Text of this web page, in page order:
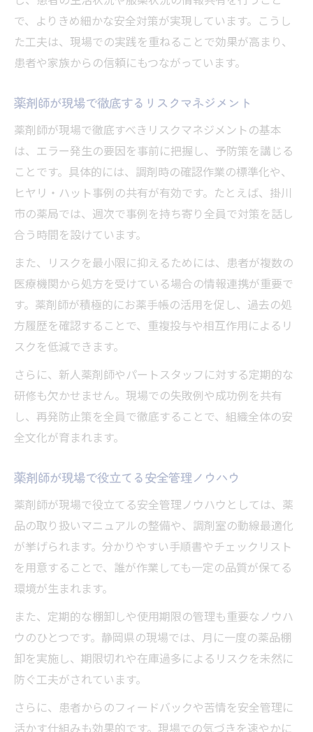
で、よりきめ細かな安全対策が実現しています。こうし
た工夫は、現場での実践を重ねることで効果が高まり、
患者や家族からの信頼にもつながっています。
薬剤師が現場で徹底するリスクマネジメント
薬剤師が現場で徹底すべきリスクマネジメントの基本
は、エラー発生の要因を事前に把握し、予防策を講じる
ことです。具体的には、調剤時の確認作業の標準化や、
ヒヤリ・ハット事例の共有が有効です。たとえば、掛川
市の薬局では、週次で事例を持ち寄り全員で対策を話し
合う時間を設けています。
また、リスクを最小限に抑えるためには、患者が複数の
医療機関から処方を受けている場合の情報連携が重要で
す。薬剤師が積極的にお薬手帳の活用を促し、過去の処
方履歴を確認することで、重複投与や相互作用によるリ
スクを低減できます。
さらに、新人薬剤師やパートスタッフに対する定期的な
研修も欠かせません。現場での失敗例や成功例を共有
し、再発防止策を全員で徹底することで、組織全体の安
全文化が育まれます。
薬剤師が現場で役立てる安全管理ノウハウ
薬剤師が現場で役立てる安全管理ノウハウとしては、薬
品の取り扱いマニュアルの整備や、調剤室の動線最適化
が挙げられます。分かりやすい手順書やチェックリスト
を用意することで、誰が作業しても一定の品質が保てる
環境が生まれます。
また、定期的な棚卸しや使用期限の管理も重要なノウハ
ウのひとつです。静岡県の現場では、月に一度の薬品棚
卸を実施し、期限切れや在庫過多によるリスクを未然に
防ぐ工夫がされています。
さらに、患者からのフィードバックや苦情を安全管理に
活かす仕組みも効果的です。現場での気づきを速やかに